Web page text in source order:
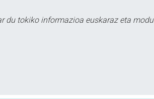
du tokiko informazioa euskaraz eta modu